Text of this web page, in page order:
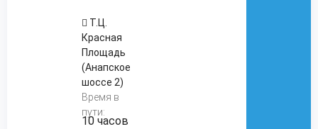
Т.Ц.
Красная
Площадь
(Анапское
шоссе 2)
Время в
пути:
10 часов